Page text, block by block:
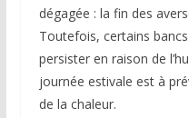
dégagée : la fin des
Toutefois, certains
persister en raison de
journée estivale est à
de la chaleur.